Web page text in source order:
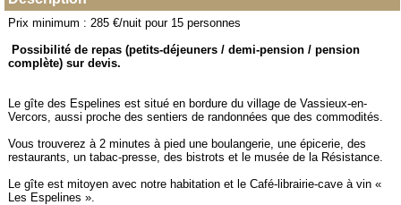
Prix minimum : 285 €/nuit pour 15 personnes
Possibilité de repas (petits-déjeuners / demi-pension / pension
complète) sur devis.
Le gîte des Espelines est situé en bordure du village de Vassieux-en-
Vercors, aussi proche des sentiers de randonnées que des commodités.
Vous trouverez à 2 minutes à pied une boulangerie, une épicerie, des
restaurants, un tabac-presse, des bistrots et le musée de la Résistance.
Le gîte est mitoyen avec notre habitation et le Café-librairie-cave à vin «
Les Espelines ».